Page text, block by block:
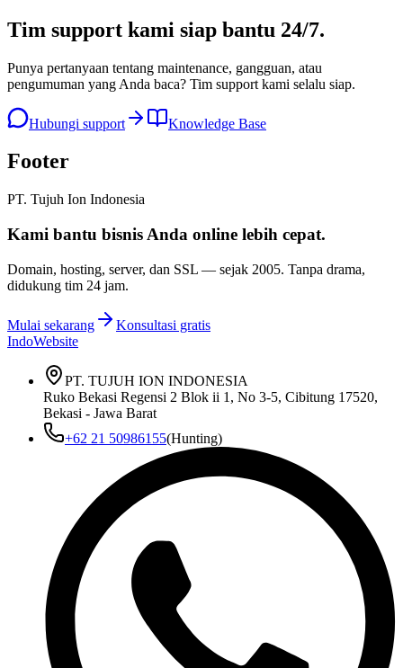
Tim support kami siap bantu 24/7.
Punya pertanyaan tentang maintenance, gangguan, atau
pengumuman yang Anda baca? Tim support kami selalu siap.
Hubungi support Knowledge Base
Footer
PT. Tujuh Ion Indonesia
Kami bantu bisnis Anda online lebih cepat.
Domain, hosting, server, dan SSL — sejak 2005. Tanpa drama,
didukung tim 24 jam.
Mulai sekarang
Konsultasi gratis
IndoWebsite
PT. TUJUH ION INDONESIA
Ruko Bekasi Regensi 2 Blok ii 1, No 3-5, Cibitung 17520,
Bekasi - Jawa Barat
+62 21 50986155(Hunting)